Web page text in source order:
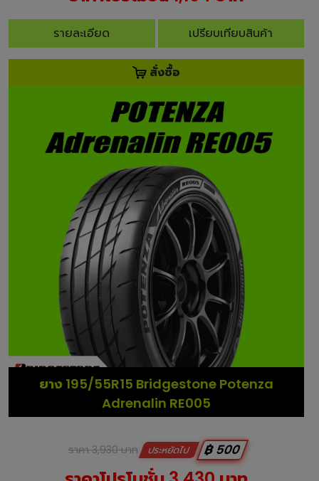
รายละเอียด เปรียบเทียบสินค้า
สั่งซื้อ
ยาง 195/55R15 Bridgestone Potenza
Adrenalin RE005
ราคา 3,930 บาท ประหยัดไป ฿ 500